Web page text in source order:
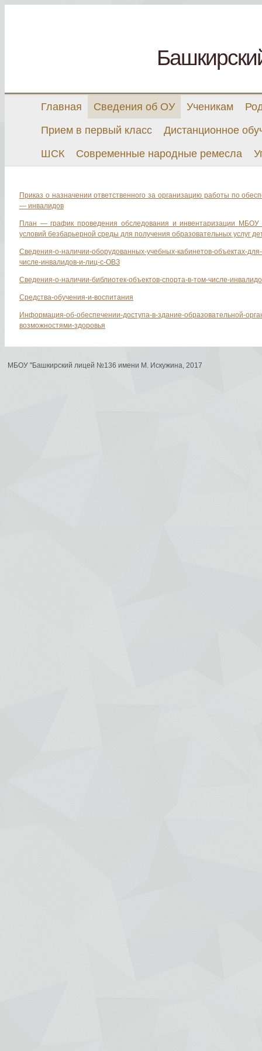
Главная Сведения об ОУ Ученикам
Прием в первый класс
Дистанционное
ШСК
Современные народные ремесла
Приказ о назначении ответственного за организацию работы по
— инвалидов
План — график проведения обследования и инвентаризации
условий безбарьерной среды для получения образовательных услуг
Сведения-о-наличии-оборудованных-учебных-кабинетов-объектах-
числе-инвалидов-и-лиц-с-ОВЗ
Сведения-о-наличии-библиотек-объектов-спорта-в-том-числе-
Средства-обучения-и-воспитания
Информация-об-обеспечении-доступа-в-здание-образовательной-
возможностями-здоровья
МБОУ "Башкирский лицей №136 имени М. Искужина, 2017